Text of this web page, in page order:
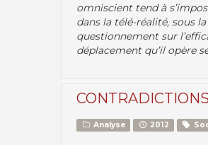
omniscient tend à
dans la télé-réalité, sous
questionnement sur
déplacement qu’il opère
Analyse 2012